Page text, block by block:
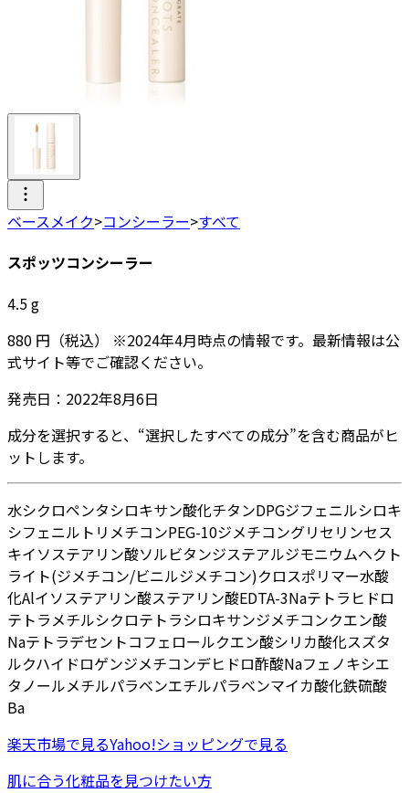
ベースメイク>コンシーラー>すべて
スポッツコンシーラー
4.5g
880 円 （税込） ※2024年4月時点の情報です。最新情報は公
式サイト等でご確認ください。
発売日： 2022年8月6日
成分を選択すると、“選択したすべての成分”を含む商品がヒ
ットします。
水シクロペンタシロキサン酸化チタンDPGジフェニルシロキ
シフェニルトリメチコンPEG-10ジメチコングリセリンセス
キイソステアリン酸ソルビタンジステアルジモニウムヘクト
ライト(ジメチコン/ビニルジメチコン)クロスポリマー水酸
化Alイソステアリン酸ステアリン酸EDTA-3Naテトラヒドロ
テトラメチルシクロテトラシロキサンジメチコンクエン酸
Naテトラデセン トコフェロールクエン酸シリカ酸化スズタ
ルクハイドロゲンジメチコンデヒドロ酢酸Naフェノキシエ
タノールメチルパラベンエチルパラベンマイカ酸化鉄硫酸
Ba
楽天市場で見るYahoo!ショッピングで見る
肌に合う化粧品を見つけたい方